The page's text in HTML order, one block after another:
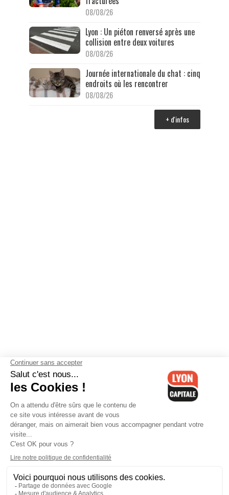
08/08/26
Lyon : Un piéton renversé après une
collision entre deux voitures
08/08/26
Journée internationale du chat : cinq
endroits où les rencontrer
08/08/26
+ d'infos
Contactez-nous-Mentions légales-CGV-Politique de
confidentialité-Gestion des cookies